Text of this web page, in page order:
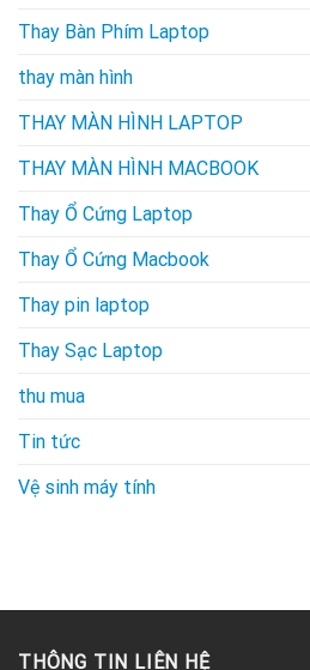
Thay Bàn Phím Laptop
thay màn hình
THAY MÀN HÌNH LAPTOP
THAY MÀN HÌNH MACBOOK
Thay Ổ Cứng Laptop
Thay Ổ Cứng Macbook
Thay pin laptop
Thay Sạc Laptop
thu mua
Tin tức
Vệ sinh máy tính
THÔNG TIN LIÊN HỆ